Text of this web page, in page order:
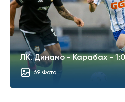
ЛК. Динамо - Карабах - 1:0
69 Фото